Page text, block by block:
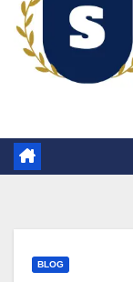
BLOG